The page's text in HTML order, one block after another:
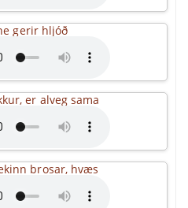
gerir hljóð
er alveg sama
brosar, hvæs